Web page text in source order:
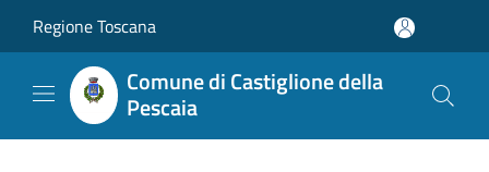
Regione Toscana
Comune di Castiglione della
Pescaia